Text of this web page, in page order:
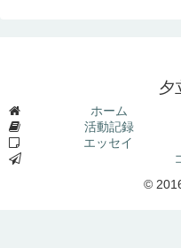
夕
ホーム
活動記録
エッセイ
©